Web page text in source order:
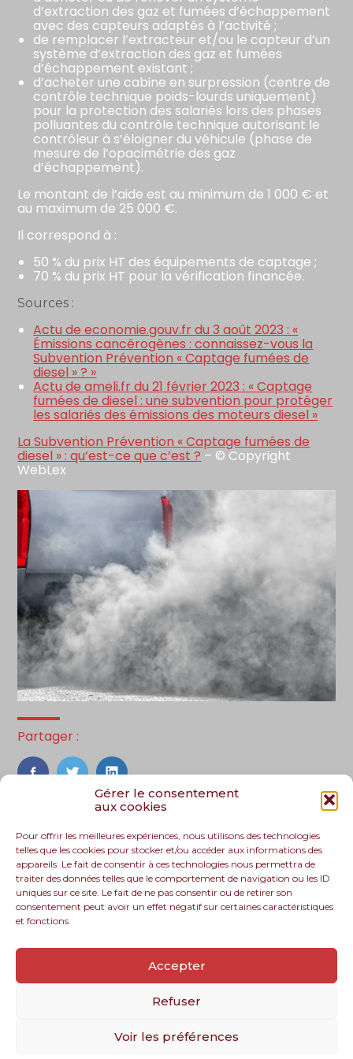
Gérer le consentement
aux cookies
Pour offrir les meilleures expériences, nous utilisons des technologies
telles que les cookies pour stocker et/ou accéder aux informations des
appareils. Le fait de consentir à ces technologies nous permettra de
traiter des données telles que le comportement de navigation ou les ID
uniques sur ce site. Le fait de ne pas consentir ou de retirer son
consentement peut avoir un effet négatif sur certaines caractéristiques
et fonctions.
Accepter
Refuser
Voir les préférences
d’extraction des gaz et fumées d’échappement
avec des capteurs adaptés à l’activité ;
de remplacer l’extracteur et/ou le capteur d’un
système d’extraction des gaz et fumées
d’échappement existant ;
d’acheter une cabine en surpression (centre de
contrôle technique poids-lourds uniquement)
pour la protection des salariés lors des phases
polluantes du contrôle technique autorisant le
contrôleur à s’éloigner du véhicule (phase de
mesure de l’opacimétrie des gaz
d’échappement).
Le montant de l’aide est au minimum de 1 000 € et
au maximum de 25 000 €.
Il correspond à :
50 % du prix HT des équipements de captage ;
70 % du prix HT pour la vérification financée.
Sources :
Actu de economie.gouv.fr du 3 août 2023 : «
Émissions cancérogènes : connaissez-vous la
Subvention Prévention « Captage fumées de
diesel » ? »
Actu de ameli.fr du 21 février 2023 : « Captage
fumées de diesel : une subvention pour protéger
les salariés des émissions des moteurs diesel »
La Subvention Prévention « Captage fumées de
diesel » : qu’est-ce que c’est ? – © Copyright
WebLex
Partager :
FaceBook
TwitterLinkedIn
Footer
PLAN DU SITE